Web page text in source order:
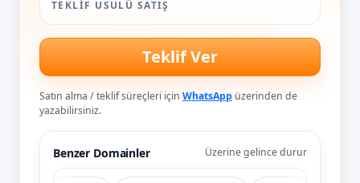
TEKLIF USULÜ SATIŞ
Teklif Ver
Satın alma / teklif süreçleri için WhatsApp üzerinden de
yazabilirsiniz.
Benzer Domainler Üzerine gelince durur